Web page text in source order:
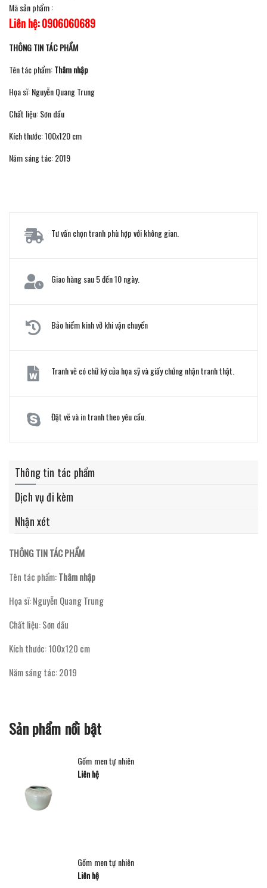
Mã sản phẩm :
Liên hệ: 0906060689
THÔNG TIN TÁC PHẨM
Tên tác phẩm:Thâm nhập
Họa sĩ: Nguyễn Quang Trung
Chất liệu: Sơn dầu
Kích thước: 100x120 cm
Năm sáng tác: 2019
Tư vấn chọn tranh phù hợp với không gian.
Giao hàng sau 5 đến 10 ngày.
Bảo hiểm kính vỡ khi vận chuyển
Tranh vẽ có chữ ký của họa sỹ và giấy chứng nhận tranh thật.
Đặt vẽ và in tranh theo yêu cầu.
Thông tin tác phẩm
Dịch vụ đi kèm
Nhận xét
THÔNG TIN TÁC PHẨM
Tên tác phẩm:Thâm nhập
Họa sĩ: Nguyễn Quang Trung
Chất liệu: Sơn dầu
Kích thước: 100x120 cm
Năm sáng tác: 2019
Sản phẩm nổi bật
Gốm men tự nhiên
Liên hệ
Gốm men tự nhiên
Liên hệ